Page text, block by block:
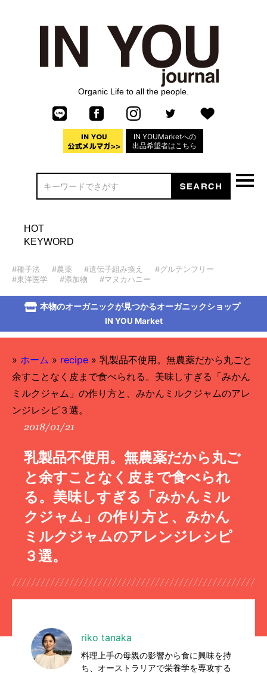
Organic Life to all the people.
IN YOUMarketへの
出品希望者はこちら
HOT
KEYWORD
#種子法 #農薬 #遺伝子組み換え
#グルテンフリー
#東洋医学
#添加物 #マヌカハニー
本物のオーガニックが見つかるオーガニックショップ
IN YOU Market
» ホーム » recipe » 乳製品不使用。無農薬だから丸ごと
余すことなく皮まで食べられる。美味しすぎる「みかん
ミルクジャム」の作り方と、みかんミルクジャムのアレ
ンジレシピ３選。
2018/01/21
乳製品不使用。無農薬だから丸ご
と余すことなく皮まで食べられ
る。美味しすぎる「みかんミル
クジャム」の作り方と、みかん
ミルクジャムのアレンジレシピ
３選。
riko tanaka
料理上手の母親の影響から食に興味を持
ち、オーストラリアで栄養学を専攻する